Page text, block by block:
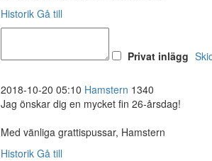
Historik Gå till
Privat inlägg
2018-10-20 05:10 Hamstern 1340
Jag önskar dig en mycket fin 26-årsdag!
Med vänliga grattispussar, Hamstern
Historik Gå till